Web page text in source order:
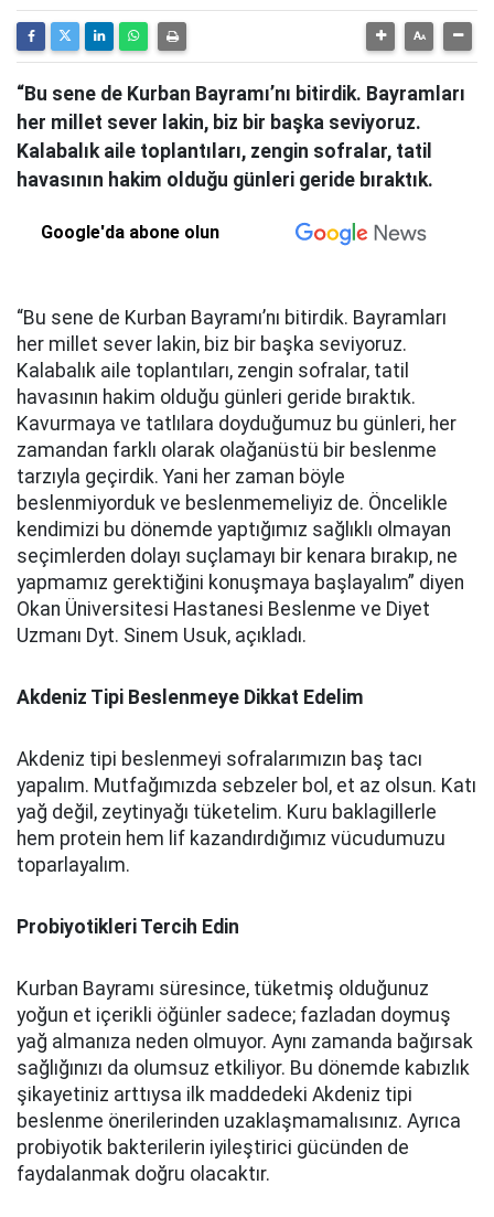
“Bu sene de Kurban Bayramı’nı bitirdik. Bayramları
her millet sever lakin, biz bir başka seviyoruz.
Kalabalık aile toplantıları, zengin sofralar, tatil
havasının hakim olduğu günleri geride bıraktık.
Google'da abone olun
“Bu sene de Kurban Bayramı’nı bitirdik. Bayramları
her millet sever lakin, biz bir başka seviyoruz.
Kalabalık aile toplantıları, zengin sofralar, tatil
havasının hakim olduğu günleri geride bıraktık.
Kavurmaya ve tatlılara doyduğumuz bu günleri, her
zamandan farklı olarak olağanüstü bir beslenme
tarzıyla geçirdik. Yani her zaman böyle
beslenmiyorduk ve beslenmemeliyiz de. Öncelikle
kendimizi bu dönemde yaptığımız sağlıklı olmayan
seçimlerden dolayı suçlamayı bir kenara bırakıp, ne
yapmamız gerektiğini konuşmaya başlayalım” diyen
Okan Üniversitesi Hastanesi Beslenme ve Diyet
Uzmanı Dyt. Sinem Usuk, açıkladı.
Akdeniz Tipi Beslenmeye Dikkat Edelim
Akdeniz tipi beslenmeyi sofralarımızın baş tacı
yapalım. Mutfağımızda sebzeler bol, et az olsun. Katı
yağ değil, zeytinyağı tüketelim. Kuru baklagillerle
hem protein hem lif kazandırdığımız vücudumuzu
toparlayalım.
Probiyotikleri Tercih Edin
Kurban Bayramı süresince, tüketmiş olduğunuz
yoğun et içerikli öğünler sadece; fazladan doymuş
yağ almanıza neden olmuyor. Aynı zamanda bağırsak
sağlığınızı da olumsuz etkiliyor. Bu dönemde kabızlık
şikayetiniz arttıysa ilk maddedeki Akdeniz tipi
beslenme önerilerinden uzaklaşmamalısınız. Ayrıca
probiyotik bakterilerin iyileştirici gücünden de
faydalanmak doğru olacaktır.